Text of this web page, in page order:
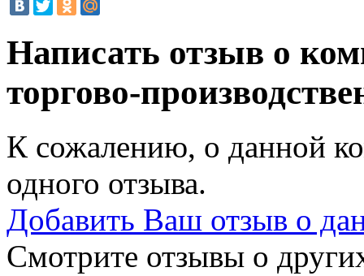
Написать отзыв о
торгово-
К сожалению, о данной
одного отзыва.
Добавить Ваш отзыв о
Смотрите отзывы о